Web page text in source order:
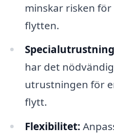
minskar risken
flytten.
har det
utrustningen för
flytt.
Flexibilitet: